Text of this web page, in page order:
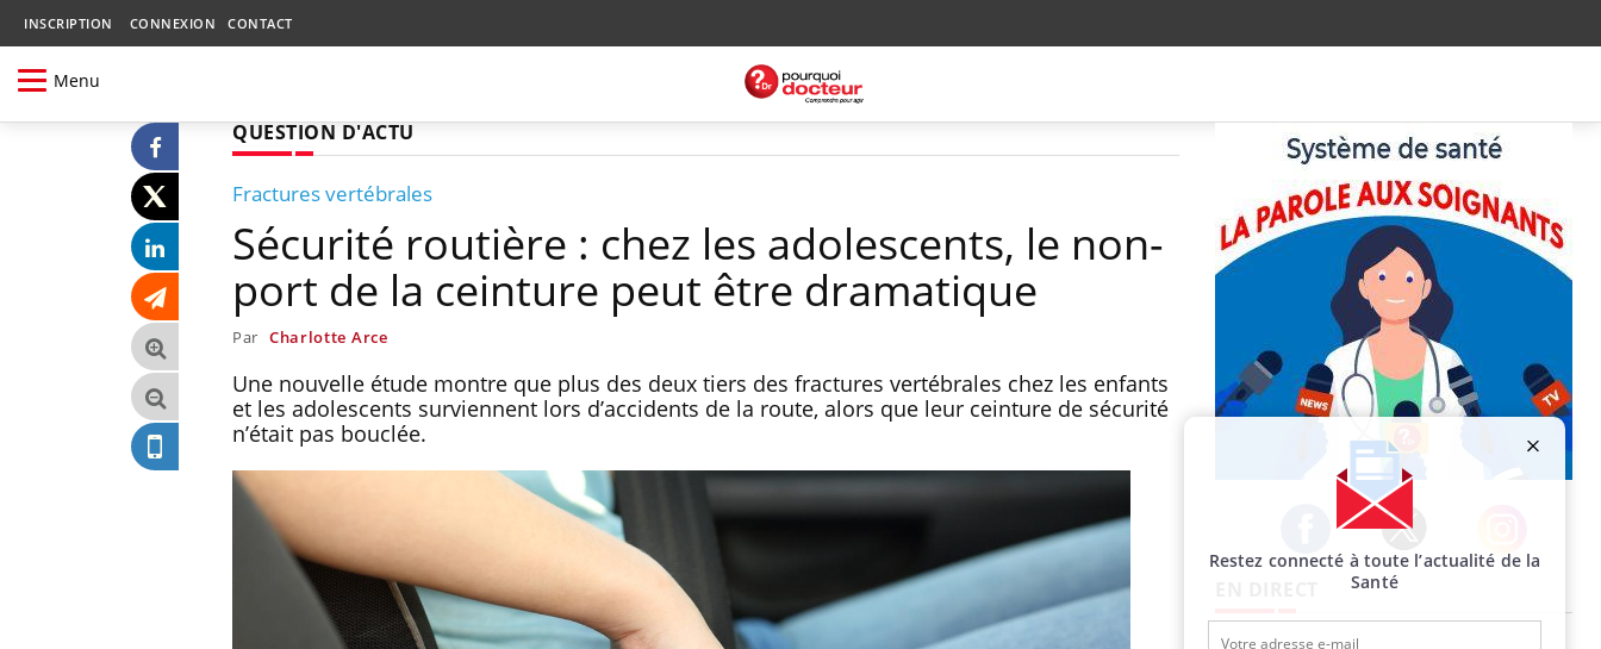
INSCRIPTION CONNEXION CONTACT
Menu
QUESTION D'ACTU
Fractures vertébrales
Sécurité routière : chez les adolescents, le non-
port de la ceinture peut être dramatique
Par Charlotte Arce
Une nouvelle étude montre que plus des deux tiers des fractures vertébrales chez les enfants
et les adolescents surviennent lors d’accidents de la route, alors que leur ceinture de sécurité
n’était pas bouclée.
Facebook Twitter Instagram
Restez connecté à toute l’actualité de la
Santé